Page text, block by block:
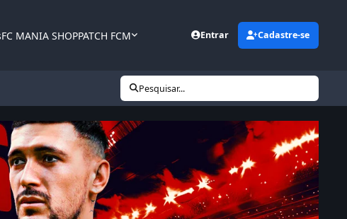
FC MANIA SHOPPATCH FCM Entrar Cadastre-se
Pesquisar...